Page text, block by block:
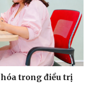
trong điều trị